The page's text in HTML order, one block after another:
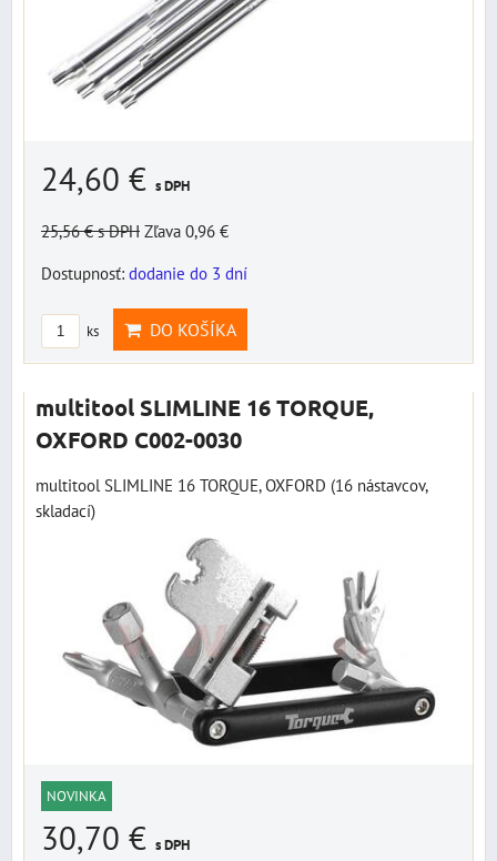
24,60 € s DPH
25,56 €s DPH Zľava 0,96 €
Dostupnosť: dodanie do 3 dní
ks DO KOŠÍKA
multitool SLIMLINE 16 TORQUE,
OXFORD C002-0030
multitool SLIMLINE 16 TORQUE, OXFORD (16 nástavcov,
skladací)
NOVINKA
30,70 € s DPH